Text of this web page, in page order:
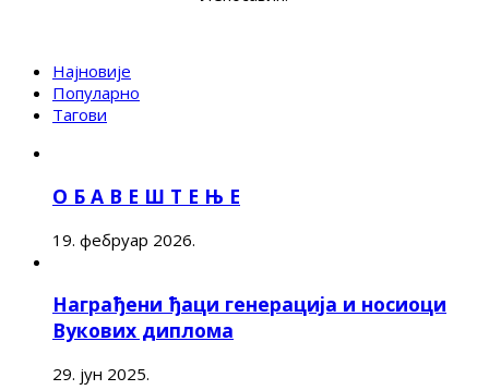
Најновије
Популарно
Тагови
О Б А В Е Ш Т Е Њ Е
19. фебруар 2026.
Награђени ђаци генерација и носиоци
Вукових диплома
29. јун 2025.